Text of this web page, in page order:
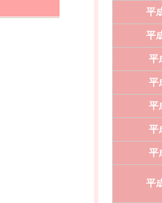
平
平
平
平
平
平
平
平